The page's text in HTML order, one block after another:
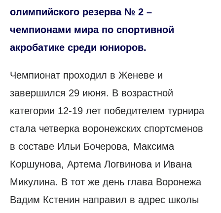
олимпийского резерва № 2 –
чемпионами мира по спортивной
акробатике среди юниоров.
Чемпионат проходил в Женеве и
завершился 29 июня. В возрастной
категории 12-19 лет победителем турнира
стала четверка воронежских спортсменов
в составе Ильи Бочерова, Максима
Коршунова, Артема Логвинова и Ивана
Микулина. В тот же день глава Воронежа
Вадим Кстенин направил в адрес школы